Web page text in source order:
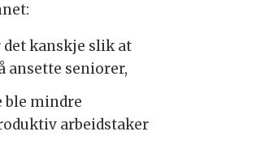
kanskje slik at
ansette seniorer,
ble mindre
arbeidstaker